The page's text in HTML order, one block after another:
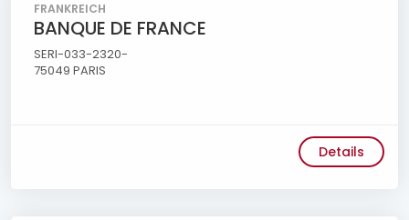
FRANKREICH
BANQUE DE FRANCE
SERI-033-2320-
75049 PARIS
Details